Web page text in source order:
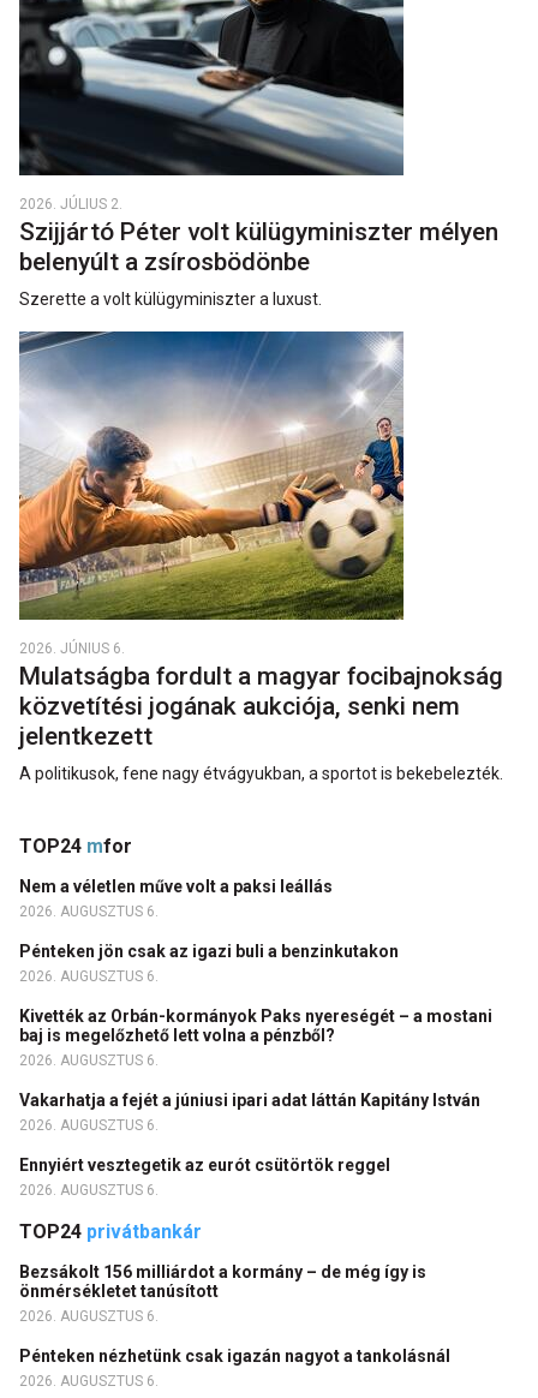
2026. JÚLIUS 2.
Szijjártó Péter volt külügyminiszter mélyen
belenyúlt a zsírosbödönbe
Szerette a volt külügyminiszter a luxust.
2026. JÚNIUS 6.
Mulatságba fordult a magyar focibajnokság
közvetítési jogának aukciója, senki nem
jelentkezett
A politikusok, fene nagy étvágyukban, a sportot is bekebelezték.
TOP24 mfor
Nem a véletlen műve volt a paksi leállás
2026. AUGUSZTUS 6.
Pénteken jön csak az igazi buli a benzinkutakon
2026. AUGUSZTUS 6.
Kivették az Orbán-kormányok Paks nyereségét – a mostani
baj is megelőzhető lett volna a pénzből?
2026. AUGUSZTUS 6.
Vakarhatja a fejét a júniusi ipari adat láttán Kapitány István
2026. AUGUSZTUS 6.
Ennyiért vesztegetik az eurót csütörtök reggel
2026. AUGUSZTUS 6.
TOP24 privátbankár
Bezsákolt 156 milliárdot a kormány – de még így is
önmérsékletet tanúsított
2026. AUGUSZTUS 6.
Pénteken nézhetünk csak igazán nagyot a tankolásnál
2026. AUGUSZTUS 6.